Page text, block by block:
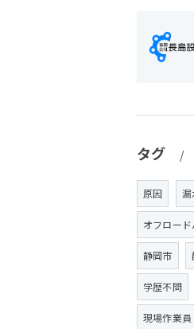
タグ
原因 漏
オフロード
静岡市
学歴不問
現場作業員